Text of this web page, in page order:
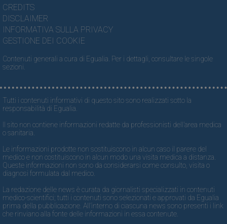
CREDITS
DISCLAIMER
INFORMATIVA SULLA PRIVACY
GESTIONE DEI COOKIE
Contenuti generali a cura di Egualia. Per i dettagli, consultare le singole
sezioni.
Tutti i contenuti informativi di questo sito sono realizzati sotto la
responsabilità di Egualia.
Il sito non contiene informazioni redatte da professionisti dell’area medica
o sanitaria.
Le informazioni prodotte non sostituiscono in alcun caso il parere del
medico e non costituiscono in alcun modo una visita medica a distanza.
Queste informazioni non sono da considerarsi come consulto, visita o
diagnosi formulata dal medico.
La redazione delle news è curata da giornalisti specializzati in contenuti
medico-scientifici; tutti i contenuti sono selezionati e approvati da Egualia
prima della pubblicazione. All’interno di ciascuna news sono presenti i link
che rinviano alla fonte delle informazioni in essa contenute.